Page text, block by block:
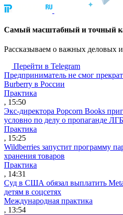
Cамый масштабный и точный
Рассказываем о важных деловых
Перейти в Telegram
Предприниматель не смог
Burberry в России
Практика
, 15:50
Экс-директора Popcorn Books
условно по делу о пропаганде
Практика
, 15:25
Wildberries запустит программу
хранения товаров
Практика
, 14:31
Суд в США обязал выплатить
детям в соцсетях
Международная практика
, 13:54